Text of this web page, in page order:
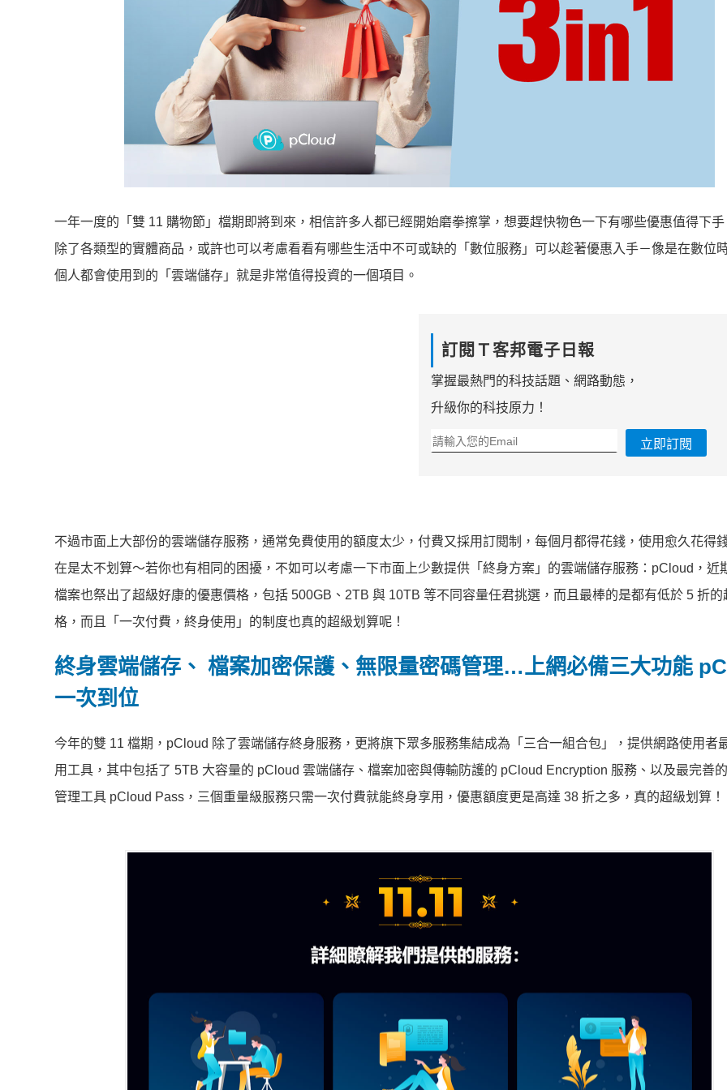
一年一度的「雙 11 購物節」檔期即將到來，相信許多人都已經開始磨拳擦掌，想要趕快物色一下有哪些優惠值得下
除了各類型的實體商品，或許也可以考慮看看有哪些生活中不可或缺的「數位服務」可以趁著優惠入手－像是在數位
個人都會使用到的「雲端儲存」就是非常值得投資的一個項目。
訂閱Ｔ客邦電子日報
掌握最熱門的科技話題、網路動態，
升級你的科技原力！
立即訂閱
不過市面上大部份的雲端儲存服務，通常免費使用的額度太少，付費又採用訂閱制，每個月都得花錢，使用愈久花得
在是太不划算～若你也有相同的困擾，不如可以考慮一下市面上少數提供「終身方案」的雲端儲存服務：pCloud，近
檔案也祭出了超級好康的優惠價格，包括 500GB、2TB 與 10TB 等不同容量任君挑選，而且最棒的是都有低於 5 折的
格，而且「一次付費，終身使用」的制度也真的超級划算呢！
終身雲端儲存、 檔案加密保護、無限量密碼管理…上網必備三大功能
一次到位
今年的雙 11 檔期，pCloud 除了雲端儲存終身服務，更將旗下眾多服務集結成為「三合一組合包」，提供網路使用者
用工具，其中包括了 5TB 大容量的 pCloud 雲端儲存、檔案加密與傳輸防護的 pCloud Encryption 服務、以及最完善
管理工具 pCloud Pass，三個重量級服務只需一次付費就能終身享用，優惠額度更是高達 38 折之多，真的超級划算！